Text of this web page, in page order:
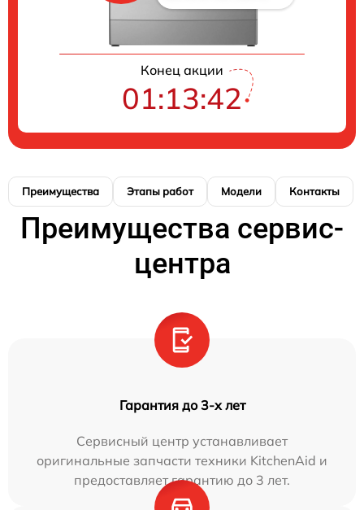
Конец акции
01:13:41
Преимущества Этапы работ Модели Контакты
Преимущества сервис-
центра
Гарантия до 3-х лет
Сервисный центр устанавливает
оригинальные запчасти техники KitchenAid и
предоставляет гарантию до 3 лет.